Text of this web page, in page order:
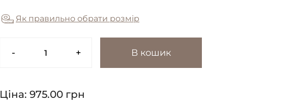
Як правильно обрати розмір
- + В кошик
Ціна: 975.00 грн